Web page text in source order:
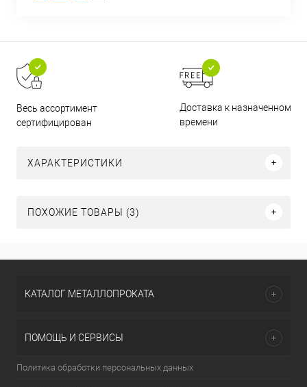
Весь ассортимент
сертифицирован
Доставка к назначенному
времени
ХАРАКТЕРИСТИКИ
ПОХОЖИЕ ТОВАРЫ (3)
КАТАЛОГ МЕТАЛЛОПРОКАТА
ПОМОЩЬ И СЕРВИСЫ
Политика обработки персональных данных